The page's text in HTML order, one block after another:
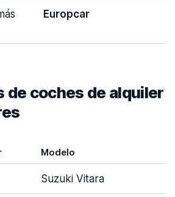
Europcar
de coches de alquiler
Modelo
Suzuki Vitara